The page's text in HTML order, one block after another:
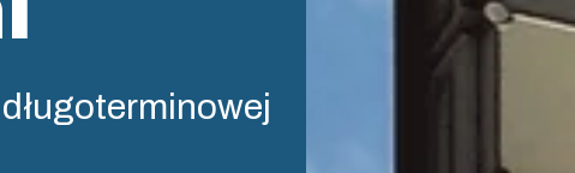
Profesjonalne usługi od koncepcji po
systemów
dostawę na